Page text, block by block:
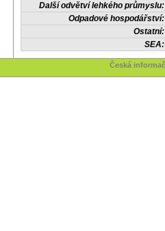
Další odvětví lehkého průmyslu:
Odpadové hospodářství:
Ostatní:
SEA:
Česká